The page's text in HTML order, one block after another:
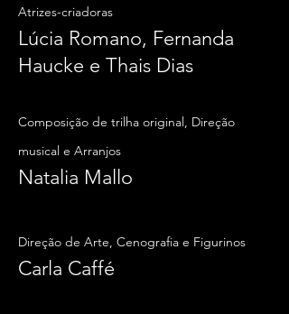
Atrizes-criadoras
Lúcia Romano, Fernanda
Haucke e Thais Dias
Composição de trilha original, Direção
musical e Arranjos
Natalia Mallo
Direção de Arte, Cenografia e Figurinos
Carla Caffé